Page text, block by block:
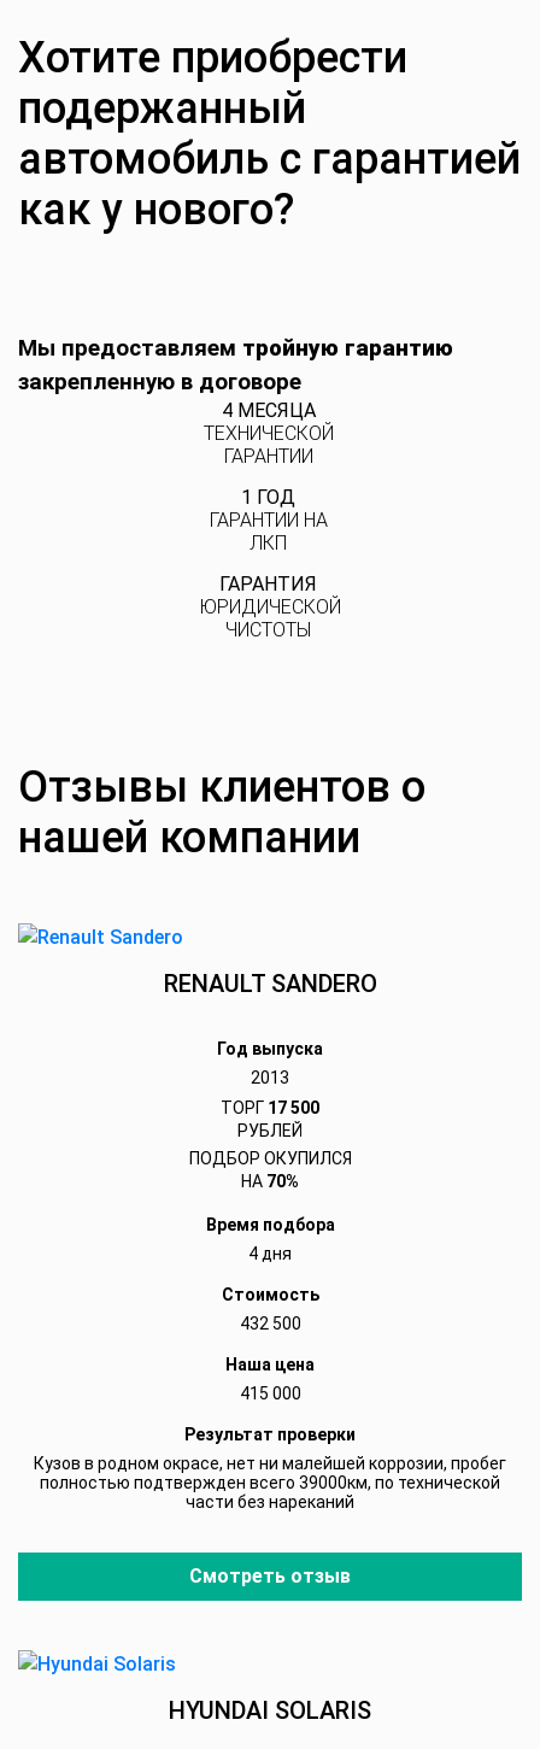
Хотите приобрести
подержанный
автомобиль с гарантией
как у нового?
Мы предоставляем тройную гарантию
закрепленную в договоре
4 МЕСЯЦА
ТЕХНИЧЕСКОЙ
ГАРАНТИИ
1 ГОД
ГАРАНТИИ НА
ЛКП
ГАРАНТИЯ
ЮРИДИЧЕСКОЙ
ЧИСТОТЫ
Отзывы клиентов о
нашей компании
RENAULT SANDERO
Год выпуска
2013
ТОРГ 17 500
РУБЛЕЙ
ПОДБОР ОКУПИЛСЯ
НА 70%
Время подбора
4 дня
Стоимость
432 500
Наша цена
415 000
Результат проверки
Кузов в родном окрасе, нет ни малейшей коррозии, пробег
полностью подтвержден всего 39000км, по технической
части без нареканий
Смотреть отзыв
HYUNDAI SOLARIS